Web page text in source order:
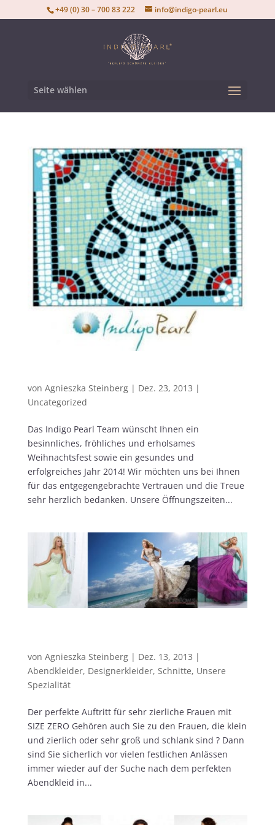
+49 (0) 30 – 700 83 222 info@indigo-pearl.eu
Seite wählen
von Agnieszka Steinberg| Dez. 23, 2013 |
Uncategorized
Das Indigo Pearl Team wünscht Ihnen ein
besinnliches, fröhliches und erholsames
Weihnachtsfest sowie ein gesundes und
erfolgreiches Jahr 2014! Wir möchten uns bei Ihnen
für das entgegengebrachte Vertrauen und die Treue
sehr herzlich bedanken. Unsere Öffnungszeiten...
von Agnieszka Steinberg| Dez. 13, 2013 |
Abendkleider, Designerkleider, Schnitte, Unsere
Spezialität
Der perfekte Auftritt für sehr zierliche Frauen mit
SIZE ZERO Gehören auch Sie zu den Frauen, die klein
und zierlich oder sehr groß und schlank sind ? Dann
sind Sie sicherlich vor vielen festlichen Anlässen
immer wieder auf der Suche nach dem perfekten
Abendkleid in...